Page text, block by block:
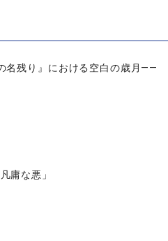
名残り』における空白の歳月――
庸な悪」